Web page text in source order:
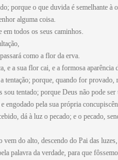
porque o que duvida é semelhante à
alguma coisa.
em todos os seus caminhos.
como a flor da erva.
e a sua flor cai, e a formosa
tentação; porque, quando for
tentado; porque Deus não pode
engodado pela sua própria
dá à luz o pecado; e o pecado,
do alto, descendo do Pai das
palavra da verdade, para que